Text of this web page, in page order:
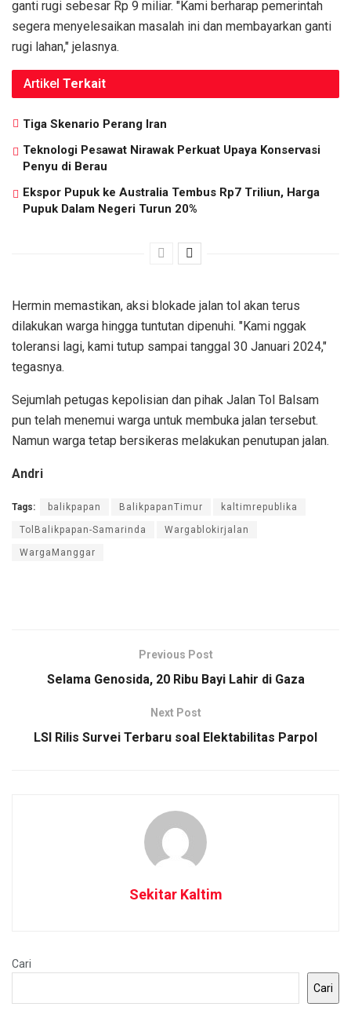
ganti rugi sebesar Rp 9 miliar. "Kami berharap pemerintah
segera menyelesaikan masalah ini dan membayarkan ganti
rugi lahan," jelasnya.
Artikel Terkait
Tiga Skenario Perang Iran
Teknologi Pesawat Nirawak Perkuat Upaya Konservasi
Penyu di Berau
Ekspor Pupuk ke Australia Tembus Rp7 Triliun, Harga
Pupuk Dalam Negeri Turun 20%
Hermin memastikan, aksi blokade jalan tol akan terus
dilakukan warga hingga tuntutan dipenuhi. "Kami nggak
toleransi lagi, kami tutup sampai tanggal 30 Januari 2024,"
tegasnya.
Sejumlah petugas kepolisian dan pihak Jalan Tol Balsam
pun telah menemui warga untuk membuka jalan tersebut.
Namun warga tetap bersikeras melakukan penutupan jalan.
Andri
Tags: balikpapan BalikpapanTimur kaltimrepublika
TolBalikpapan-Samarinda Wargablokirjalan
WargaManggar
Previous Post
Selama Genosida, 20 Ribu Bayi Lahir di Gaza
Next Post
LSI Rilis Survei Terbaru soal Elektabilitas Parpol
Sekitar Kaltim
Cari
Cari